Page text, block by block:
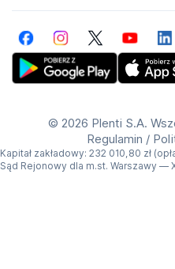
Kabel zasilający
Skrócona instrukcja
Instrukcja
To dobry wybór, jeśli
bardzo szybkim
matrycą i wysoką
FacebookInstagramTwitterYouTube
© 2026 Plenti S.A.
Regulamin /
Kapitał zakładowy: 232 010,80 zł
Sąd Rejonowy dla m.st. Warszawy —